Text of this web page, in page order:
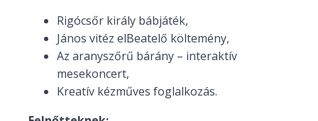
Rigócsőr király bábjáték,
János vitéz elBeatelő költemény,
Az aranyszőrű bárány – interaktív
mesekoncert,
Kreatív kézműves foglalkozás.